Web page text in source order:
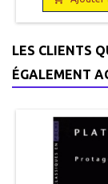
pages plus ou
LES CLIENTS
ÉGALEMENT